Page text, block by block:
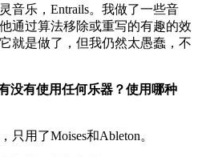
音乐，Entrails。我做了一些音
通过算法移除或重写的有趣的效
就是做了，但我仍然太愚蠢，不
没有使用任何乐器？使用哪种
用了Moises和Ableton。